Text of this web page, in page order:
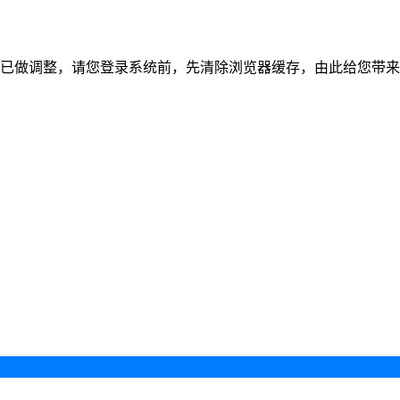
做调整，请您登录系统前，先清除浏览器缓存，由此给您带